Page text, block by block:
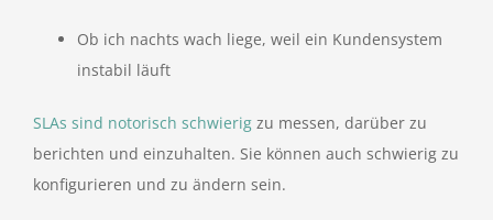
Ob ich nachts wach liege, weil ein Kundensystem
instabil läuft
SLAs sind notorisch schwierig zu messen, darüber zu
berichten und einzuhalten. Sie können auch schwierig zu
konfigurieren und zu ändern sein.